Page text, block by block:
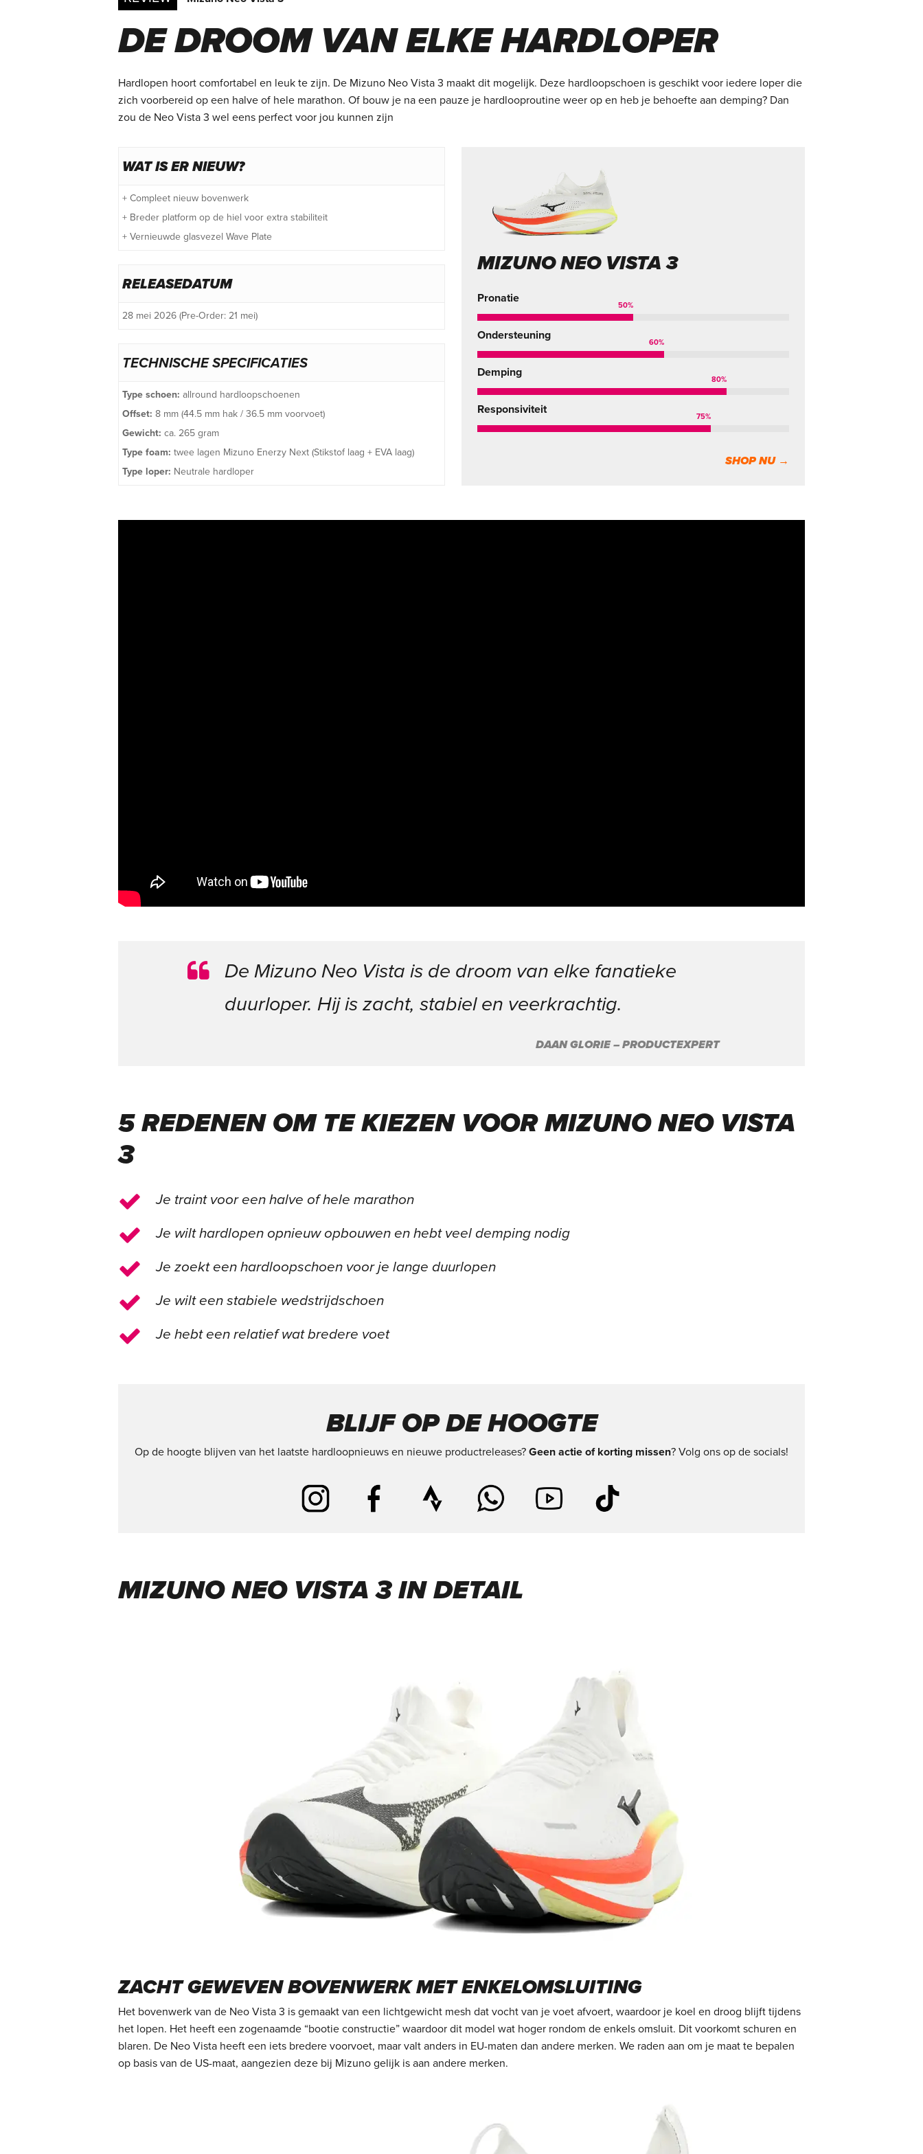
DE DROOM VAN ELKE HARDLOPER
Hardlopen hoort comfortabel en leuk te zijn. De Mizuno Neo Vista 3 maakt dit mogelijk. Deze hardloopschoen is geschikt voor iedere loper die
zich voorbereid op een halve of hele marathon. Of bouw je na een pauze je hardlooproutine weer op en heb je behoefte aan demping? Dan
zou de Neo Vista 3 wel eens perfect voor jou kunnen zijn
WAT IS ER NIEUW?
+ Compleet nieuw bovenwerk
+ Breder platform op de hiel voor extra stabiliteit
+ Vernieuwde glasvezel Wave Plate
RELEASEDATUM
28 mei 2026 (Pre-Order: 21 mei)
TECHNISCHE SPECIFICATIES
Type schoen: allround hardloopschoenen
Offset: 8 mm (44.5 mm hak / 36.5 mm voorvoet)
Gewicht: ca. 265 gram
Type foam: twee lagen Mizuno Enerzy Next (Stikstof laag + EVA laag)
Type loper: Neutrale hardloper
MIZUNO NEO VISTA 3
Pronatie
50%
Ondersteuning
60%
Demping
80%
Responsiviteit
75%
SHOP NU →
De Mizuno Neo Vista is de droom van elke fanatieke
duurloper. Hij is zacht, stabiel en veerkrachtig.
DAAN GLORIE – PRODUCTEXPERT
5 REDENEN OM TE KIEZEN VOOR MIZUNO NEO VISTA
3
Je traint voor een halve of hele marathon
Je wilt hardlopen opnieuw opbouwen en hebt veel demping nodig
Je zoekt een hardloopschoen voor je lange duurlopen
Je wilt een stabiele wedstrijdschoen
Je hebt een relatief wat bredere voet
BLIJF OP DE HOOGTE
Op de hoogte blijven van het laatste hardloopnieuws en nieuwe productreleases? Geen actie of korting missen? Volg ons op de socials!
MIZUNO NEO VISTA 3 IN DETAIL
ZACHT GEWEVEN BOVENWERK MET ENKELOMSLUITING
Het bovenwerk van de Neo Vista 3 is gemaakt van een lichtgewicht mesh dat vocht van je voet afvoert, waardoor je koel en droog blijft tijdens
het lopen. Het heeft een zogenaamde “bootie constructie” waardoor dit model wat hoger rondom de enkels omsluit. Dit voorkomt schuren en
blaren. De Neo Vista heeft een iets bredere voorvoet, maar valt anders in EU-maten dan andere merken. We raden aan om je maat te bepalen
op basis van de US-maat, aangezien deze bij Mizuno gelijk is aan andere merken.